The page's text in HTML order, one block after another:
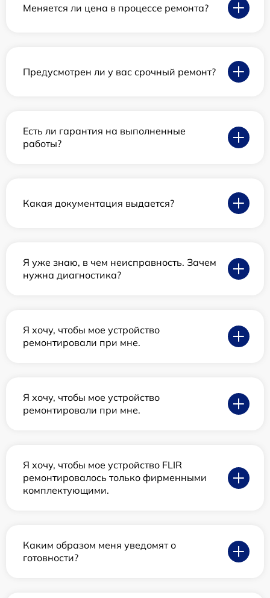
Меняется ли цена в процессе ремонта?
Предусмотрен ли у вас срочный ремонт?
Есть ли гарантия на выполненные
работы?
Какая документация выдается?
Я уже знаю, в чем неисправность. Зачем
нужна диагностика?
Я хочу, чтобы мое устройство
ремонтировали при мне.
Я хочу, чтобы мое устройство
ремонтировали при мне.
Я хочу, чтобы мое устройство FLIR
ремонтировалось только фирменными
комплектующими.
Каким образом меня уведомят о
готовности?